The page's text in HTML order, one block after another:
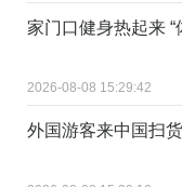
家门口健身热起来
2026-08-08 15:29:42
外国游客来中国扫